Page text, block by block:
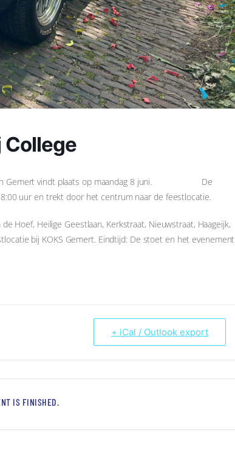
College
in Gemert vindt plaats op maandag 8 juni. De
uur en trekt door het centrum naar de feestlocatie.
Hoef, Heilige Geestlaan, Kerkstraat, Nieuwstraat, Haageijk,
bij KOKS Gemert. Eindtijd: De stoet en het evenement
+ iCal / Outlook export
IS FINISHED.